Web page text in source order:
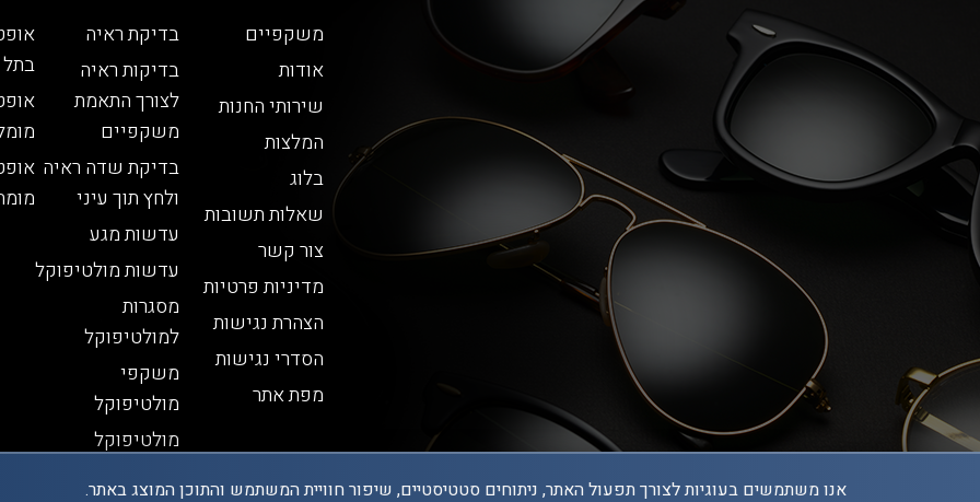
משקפיים
אודות
שירותי החנות
המלצות
בלוג
שאלות תשובות
צור קשר
מדיניות פרטיות
הצהרת נגישות
הסדרי נגישות
מפת אתר
בדיקת ראיה
בדיקות ראיה
לצורך התאמת
משקפיים
בדיקת שדה ראיה
ולחץ תוך עיני
עדשות מגע
עדשות מולטיפוקל
מסגרות
למולטיפוקל
משקפי
מולטיפוקל
מולטיפוקל
אנו משתמשים בעוגיות לצורך תפעול האתר, ניתוחים סטטיסטיים, שיפור חוויית המשתמש והתוכן המוצג באתר.